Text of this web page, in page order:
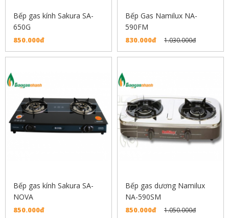
Bếp gas kính Sakura SA-
650G
850.000đ
Bếp Gas Namilux NA-
590FM
830.000đ 1.030.000đ
Bếp gas kính Sakura SA-
NOVA
850.000đ
Bếp gas dương Namilux
NA-590SM
850.000đ 1.050.000đ